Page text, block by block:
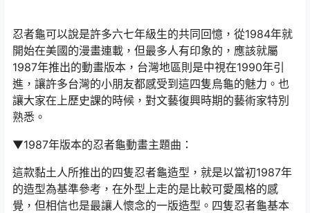
忍者龜可以說是許多六七年級生的共同回憶，從1984年就
開始在美國的漫畫連載，但最多人有印象的，應該就屬
1987年推出的動畫版本，台灣地區則是中視在1990年引
進，讓許多台灣的小朋友都感受到這四隻烏龜的魅力。也
讓大家在上歷史課的時候，對文藝復興時期的藝術家特別
熟悉。
▼1987年版本的忍者龜動畫主題曲：
這款黏土人所推出的四隻忍者龜造型，就是以當初1987年
的造型為基準參考，在外型上走的是比較可愛風格的感
覺，但相信也是最讓人懷念的一版造型。四隻忍者龜基本